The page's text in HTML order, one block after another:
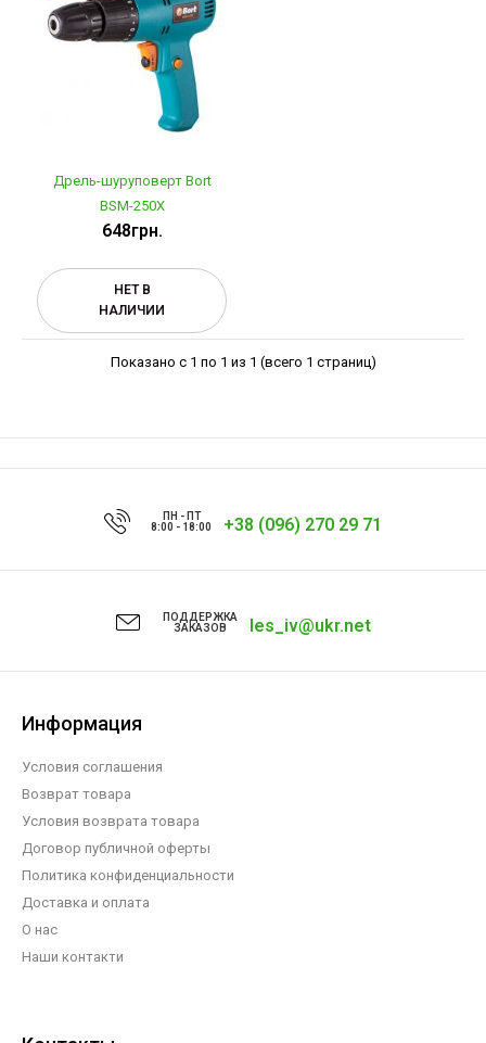
Дрель-шуруповерт Bort
BSM-250X
648грн.
НЕТ В
НАЛИЧИИ
Показано с 1 по 1 из 1 (всего 1 страниц)
ПН - ПТ
8:00 - 18:00
+38 (096) 270 29 71
ПОДДЕРЖКА
ЗАКАЗОВ
les_iv@ukr.net
Информация
Условия соглашения
Возврат товара
Условия возврата товара
Договор публичной оферты
Политика конфиденциальности
Доставка и оплата
О нас
Наши контакти